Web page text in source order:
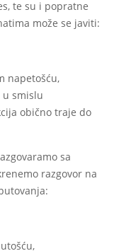
te su i popratne
može se javiti:
napetošću,
u smislu
obično traje do
sa
razgovor na